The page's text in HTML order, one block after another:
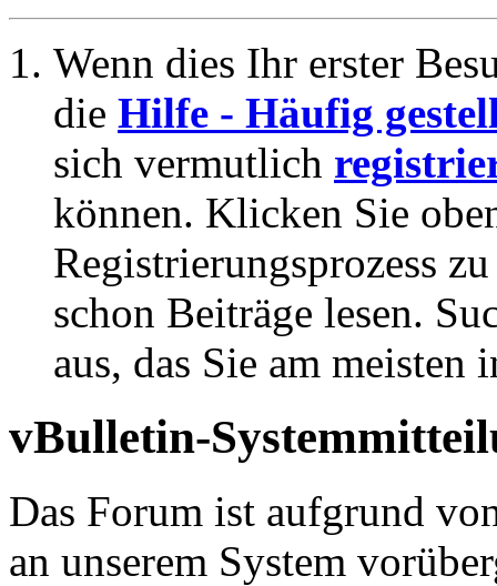
Wenn dies Ihr erster
die Hilfe - Häufig
sich vermutlich
können. Klicken Sie
Registrierungsprozess
schon Beiträge lesen.
aus, das Sie am meisten
vBulletin-
Das Forum ist aufgrund
an unserem System